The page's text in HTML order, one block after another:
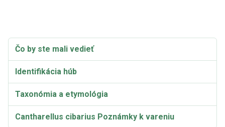
Čo by ste mali vedieť
Identifikácia húb
Taxonómia a etymológia
Cantharellus cibarius Poznámky k vareniu